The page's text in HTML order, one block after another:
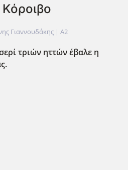
Κόροιβο
Γιαννουδάκης |A2
τριών ηττών έβαλε η